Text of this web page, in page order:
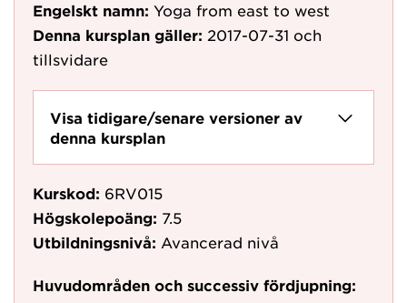
Engelskt namn: Yoga from east to west
Denna kursplan gäller: 2017-07-31 och
tillsvidare
Visa tidigare/senare versioner av
denna kursplan
Kurskod: 6RV015
Högskolepoäng: 7.5
Utbildningsnivå: Avancerad nivå
Huvudområden och successiv fördjupning: